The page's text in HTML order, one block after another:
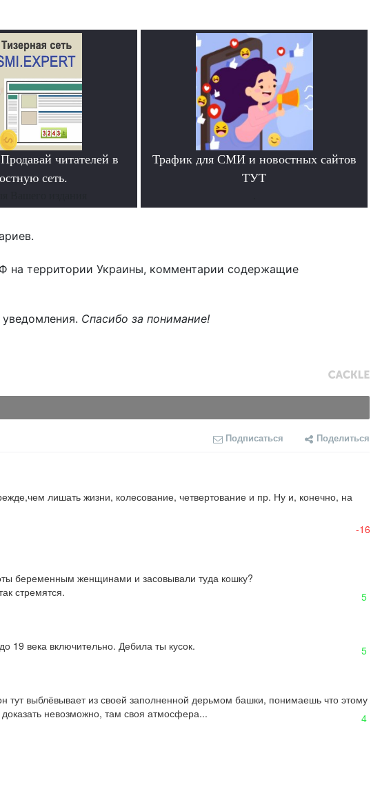
читателей в
сеть.
Трафик для СМИ и новостных сайтов
ТУТ
на территории Украины, комментарии содержащие
Спасибо за понимание!
Подписаться Поделиться
лишать жизни, колесование, четвертование и пр. Ну и, конечно, на
-16
беременным женщинами и засовывали туда кошку?
стремятся.
5
19 века включительно. Дебила ты кусок. 5
тут выблёвывает из своей заполненной дерьмом башки, понимаешь что этому
невозможно, там своя атмосфера...
4